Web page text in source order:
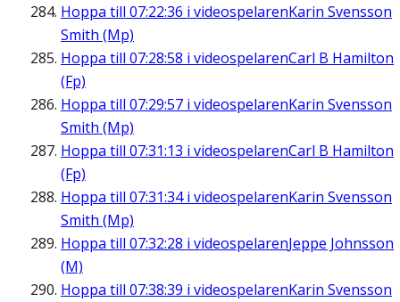
Hoppa till 07:22:36 i videospelarenKarin Svensson
Smith (Mp)
Hoppa till 07:28:58 i videospelarenCarl B Hamilton
(Fp)
Hoppa till 07:29:57 i videospelarenKarin Svensson
Smith (Mp)
Hoppa till 07:31:13 i videospelarenCarl B Hamilton
(Fp)
Hoppa till 07:31:34i videospelarenKarin Svensson
Smith (Mp)
Hoppa till 07:32:28 i videospelarenJeppe Johnsson
(M)
Hoppa till 07:38:39 i videospelarenKarin Svensson